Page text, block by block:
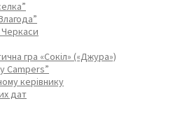
гра «Сокіл» («Джура»)
Campers”
керівнику
дат